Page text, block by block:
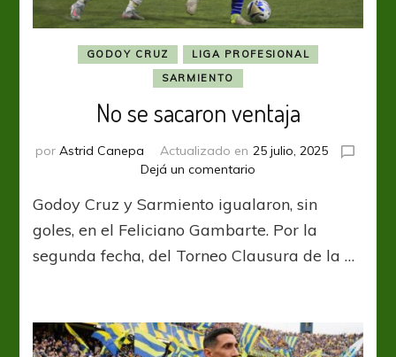
GODOY CRUZ
LIGA PROFESIONAL
SARMIENTO
No se sacaron ventaja
por Astrid Canepa Actualizado en 25 julio, 2025
Dejá un comentario
se
sacaron
Godoy Cruz y Sarmiento igualaron, sin
goles, en el Feliciano Gambarte. Por la
segunda fecha, del Torneo Clausura de la …